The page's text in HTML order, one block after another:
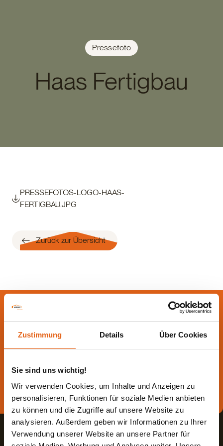
Zustimmung Details Über Cookies
Sie sind uns wichtig!
Wir verwenden Cookies, um Inhalte und Anzeigen zu
personalisieren, Funktionen für soziale Medien anbieten
zu können und die Zugriffe auf unsere Website zu
analysieren. Außerdem geben wir Informationen zu Ihrer
Verwendung unserer Website an unsere Partner für
Pressefoto
Haas Fertigbau
PRESSEFOTOS-LOGO-HAAS-
FERTIGBAU.JPG
Zurück zur Übersicht
Lassen Sie sich jetzt
beraten.
Fachberater in Ihrer Nähe!
Direkt Termin vereinbaren